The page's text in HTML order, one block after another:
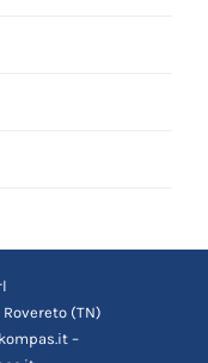
(TN)
–